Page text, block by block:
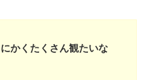
かくたくさん観たいな